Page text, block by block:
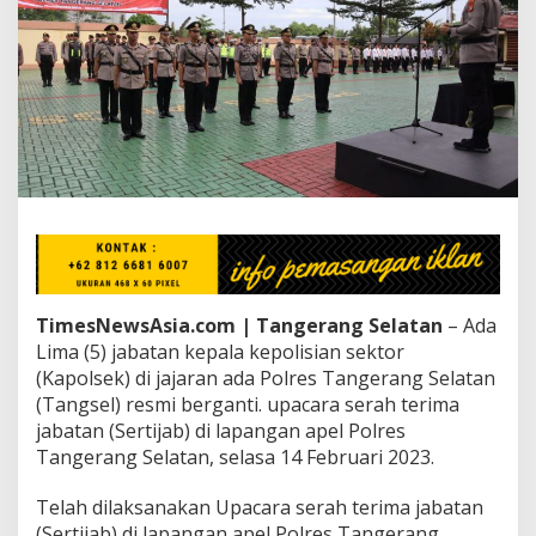
o
l
s
e
k
D
i
J
a
a
n
o
r
e
s
T
a
g
s
TimesNewsAsia.com | Tangerang Selatan – Ada
Lima (5) jabatan kepala kepolisian sektor
(Kapolsek) di jajaran ada Polres Tangerang Selatan
(Tangsel) resmi berganti. upacara serah terima
jabatan (Sertijab) di lapangan apel Polres
Tangerang Selatan, selasa 14 Februari 2023.
Telah dilaksanakan Upacara serah terima jabatan